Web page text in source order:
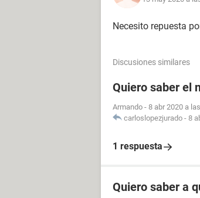
Necesito repuesta
Discusiones similares
Quiero saber el
Armando - 8 abr 2020 a
carloslopezjurado - 8
1 respuesta
Quiero saber a